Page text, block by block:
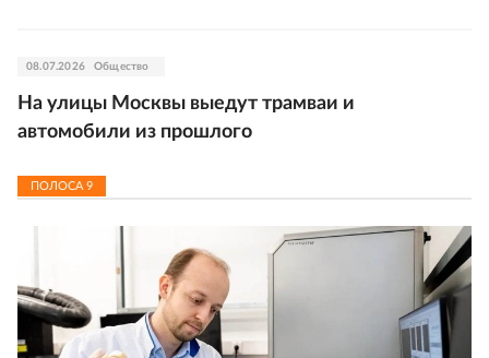
08.07.2026 Общество
На улицы Москвы выедут трамваи и
автомобили из прошлого
ПОЛОСА9